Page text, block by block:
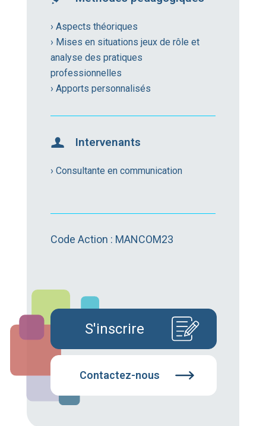
› Aspects théoriques
› Mises en situations jeux de rôle et
analyse des pratiques
professionnelles
› Apports personnalisés
Intervenants
› Consultante en communication
Code Action : MANCOM23
S'inscrire
Contactez-nous